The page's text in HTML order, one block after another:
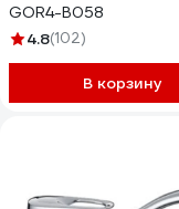
GOR4-B058
4.8(102)
В корзину